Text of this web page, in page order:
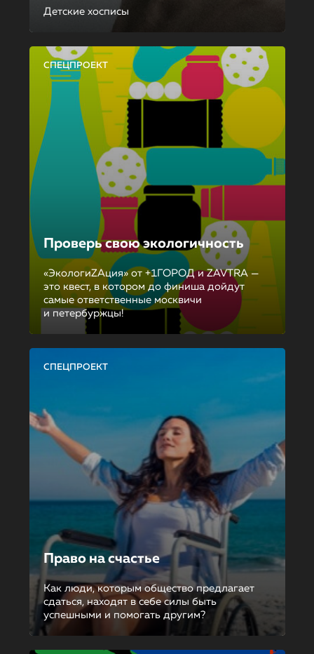
Детские хосписы
СПЕЦПРОЕКТ
Проверь свою экологичность
«ЭкологиZAция» от +1ГОРОД и ZAVTRA —
это квест, в котором до финиша дойдут
самые ответственные москвичи
и петербуржцы!
СПЕЦПРОЕКТ
Право на счастье
Как люди, которым общество предлагает
сдаться, находят в себе силы быть
успешными и помогать другим?